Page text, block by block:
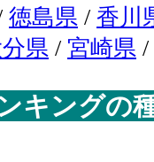
徳島県 / 香川
県 / 宮崎県 /
キングの